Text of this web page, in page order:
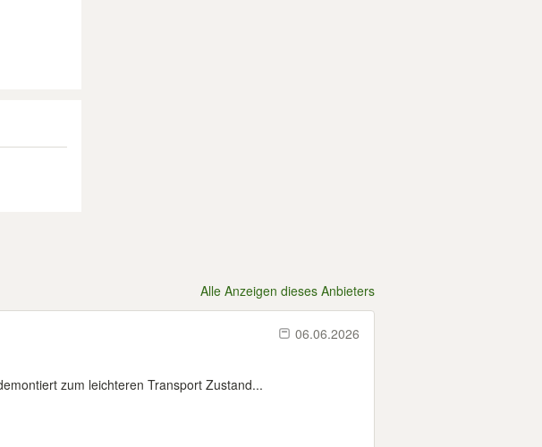
Alle Anzeigen dieses Anbieters
06.06.2026
zum leichteren Transport Zustand...